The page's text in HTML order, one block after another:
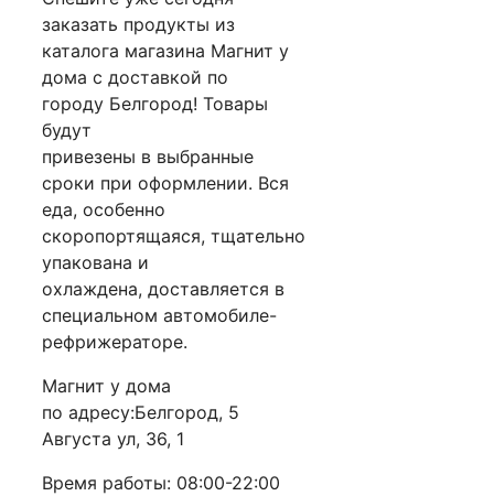
заказать продукты из
каталога магазина Магнит у
дома с доставкой по
городу Белгород! Товары
будут
привезены в выбранные
сроки при оформлении. Вся
еда, особенно
скоропортящаяся, тщательно
упакована и
охлаждена, доставляется в
специальном автомобиле-
рефрижераторе.
Магнит у дома
по адресу:Белгород, 5
Августа ул, 36, 1
Время работы: 08:00-22:00